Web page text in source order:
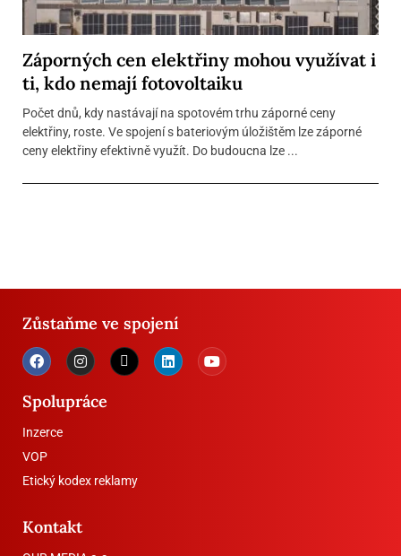
Záporných cen elektřiny mohou využívat i
ti, kdo nemají fotovoltaiku
Počet dnů, kdy nastávají na spotovém trhu záporné ceny
elektřiny, roste. Ve spojení s bateriovým úložištěm lze záporné
ceny elektřiny efektivně využít. Do budoucna lze ...
Zůstaňme ve spojení
Spolupráce
Inzerce
VOP
Etický kodex reklamy
Kontakt